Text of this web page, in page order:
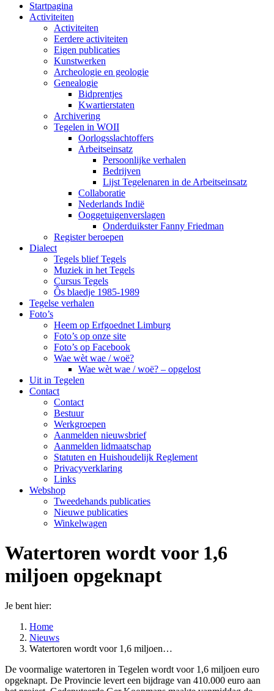
Startpagina
Activiteiten
Activiteiten
Eerdere activiteiten
Eigen publicaties
Kunstwerken
Archeologie en geologie
Genealogie
Bidprentjes
Kwartierstaten
Archivering
Tegelen in WOII
Oorlogsslachtoffers
Arbeitseinsatz
Persoonlijke verhalen
Bedrijven
Lijst Tegelenaren in de Arbeitseinsatz
Collaboratie
Nederlands Indië
Ooggetuigenverslagen
Onderduikster Fanny Friedman
Register beroepen
Dialect
Tegels blief Tegels
Muziek in het Tegels
Cursus Tegels
Ôs blaedje 1985-1989
Tegelse verhalen
Foto’s
Heem op Erfgoednet Limburg
Foto’s op onze site
Foto’s op Facebook
Wae wèt wae / woë?
Wae wèt wae / woë? – opgelost
Uit in Tegelen
Contact
Contact
Bestuur
Werkgroepen
Aanmelden nieuwsbrief
Aanmelden lidmaatschap
Statuten en Huishoudelijk Reglement
Privacyverklaring
Links
Webshop
Tweedehands publicaties
Nieuwe publicaties
Winkelwagen
Watertoren wordt voor 1,6
miljoen opgeknapt
Je bent hier:
Home
Nieuws
Watertoren wordt voor 1,6 miljoen…
De voormalige watertoren in Tegelen wordt voor 1,6 miljoen euro
opgeknapt. De Provincie levert een bijdrage van 410.000 euro aan